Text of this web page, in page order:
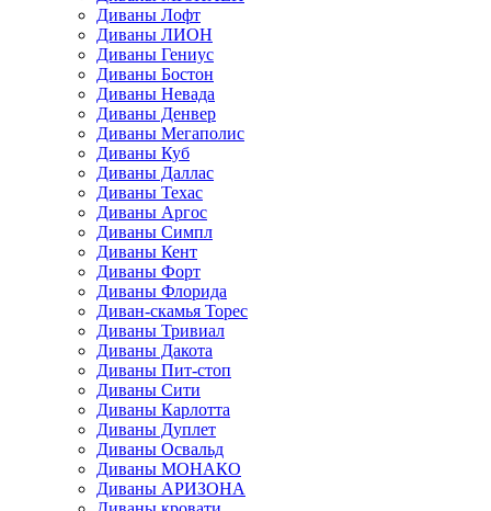
Диваны Лофт
Диваны ЛИОН
Диваны Гениус
Диваны Бостон
Диваны Невада
Диваны Денвер
Диваны Мегаполис
Диваны Куб
Диваны Даллас
Диваны Техас
Диваны Аргос
Диваны Симпл
Диваны Кент
Диваны Форт
Диваны Флорида
Диван-скамья Торес
Диваны Тривиал
Диваны Дакота
Диваны Пит-стоп
Диваны Сити
Диваны Карлотта
Диваны Дуплет
Диваны Освальд
Диваны МОНАКО
Диваны АРИЗОНА